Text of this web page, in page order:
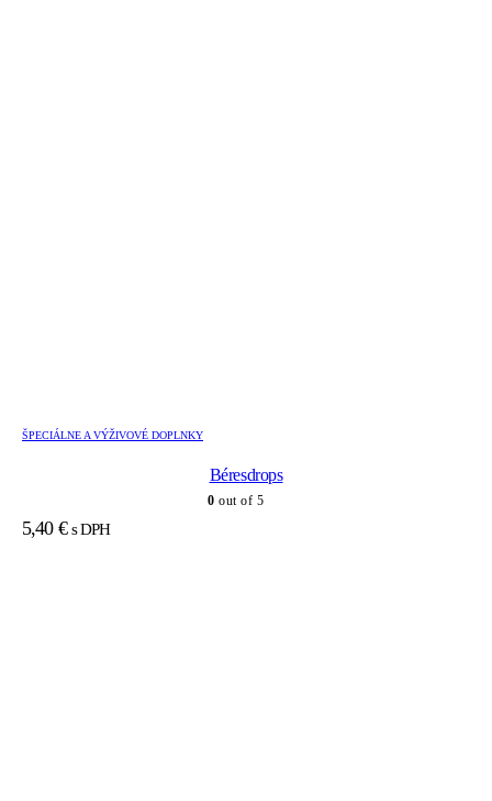
ŠPECIÁLNE A VÝŽIVOVÉ DOPLNKY
Béresdrops
0 out of 5
5,40 € s DPH